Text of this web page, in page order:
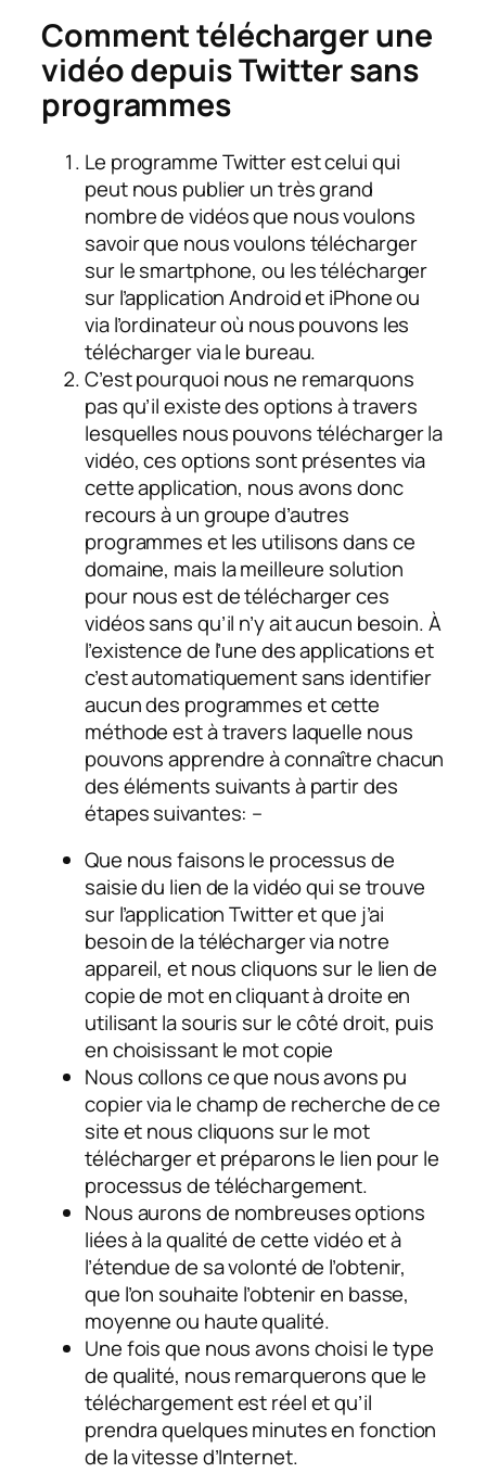
Comment télécharger une
vidéo depuis Twitter sans
programmes
Le programme Twitter est celui qui
peut nous publier un très grand
nombre de vidéos que nous voulons
savoir que nous voulons télécharger
sur le smartphone, ou les télécharger
sur l’application Android et iPhone ou
via l’ordinateur où nous pouvons les
télécharger via le bureau.
C’est pourquoi nous ne remarquons
pas qu’il existe des options à travers
lesquelles nous pouvons télécharger la
vidéo, ces options sont présentes via
cette application, nous avons donc
recours à un groupe d’autres
programmes et les utilisons dans ce
domaine, mais la meilleure solution
pour nous est de télécharger ces
vidéos sans qu’il n’y ait aucun besoin. À
l’existence de l’une des applications et
c’est automatiquement sans identifier
aucun des programmes et cette
méthode est à travers laquelle nous
pouvons apprendre à connaître chacun
des éléments suivants à partir des
étapes suivantes: –
Que nous faisons le processus de
saisie du lien de la vidéo qui se trouve
sur l’application Twitter et que j’ai
besoin de la télécharger via notre
appareil, et nous cliquons sur le lien de
copie de mot en cliquant à droite en
utilisant la souris sur le côté droit, puis
en choisissant le mot copie
Nous collons ce que nous avons pu
copier via le champ de recherche de ce
site et nous cliquons sur le mot
télécharger et préparons le lien pour le
processus de téléchargement.
Nous aurons de nombreuses options
liées à la qualité de cette vidéo et à
l’étendue de sa volonté de l’obtenir,
que l’on souhaite l’obtenir en basse,
moyenne ou haute qualité.
Une fois que nous avons choisi le type
de qualité, nous remarquerons que le
téléchargement est réel et qu’il
prendra quelques minutes en fonction
de la vitesse d’Internet.